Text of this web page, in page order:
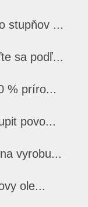
stupňov ...
sa podľ...
% príro...
povo...
vyrobu...
ole...